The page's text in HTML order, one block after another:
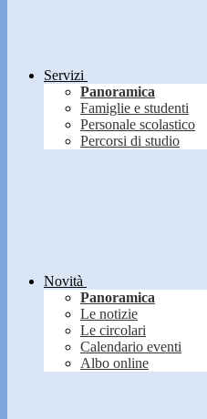
Servizi
Panoramica
Famiglie e studenti
Personale scolastico
Percorsi di studio
Novità
Panoramica
Le notizie
Le circolari
Calendario eventi
Albo online